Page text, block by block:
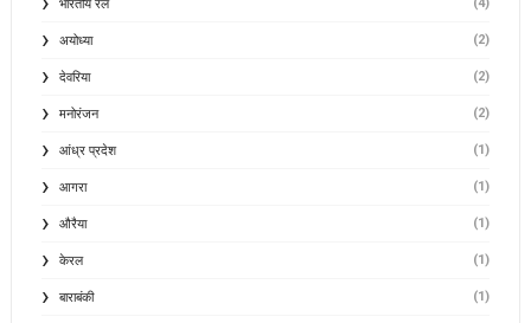
भारतीय रेल
अयोध्या (2)
देवरिया (2)
मनोरंजन (2)
आंध्र प्रदेश (1)
आगरा (1)
औरैया (1)
केरल (1)
बाराबंकी (1)